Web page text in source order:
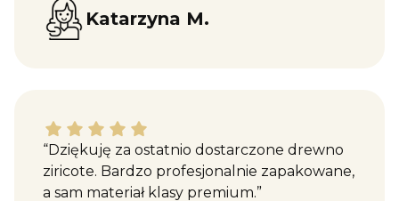
Katarzyna M.
Maciej W. dał ocenę: 5
“Dziękuję za ostatnio dostarczone drewno
ziricote. Bardzo profesjonalnie zapakowane,
a sam materiał klasy premium.”